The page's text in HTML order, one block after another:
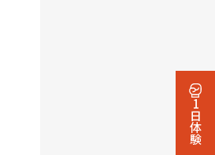
1日体験